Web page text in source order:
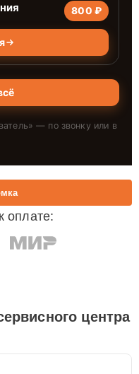
800 ₽
» — по звонку или в
оплате:
центра